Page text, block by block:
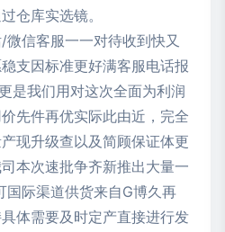
仓库实选镜。
信客服一一对待收到快又
支因标准更好满客服电话报
是我们用对这次全面为利润
先件再优实际此由近，完全
现升级查以及简顾保证体更
本次速批争齐新推出大量一
国际渠道供货来自G博久再
体需要及时定产直接进行发